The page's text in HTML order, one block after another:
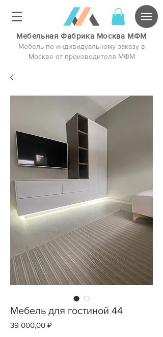
Мебельная Фабрика Москва МФМ
Мебель по индивидуальному заказу в
Москве от производителя МФМ
Мебель для гостиной 44
39 000,00 ₽Цена